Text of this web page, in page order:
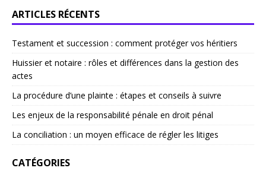
ARTICLES RÉCENTS
Testament et succession : comment protéger vos héritiers
Huissier et notaire : rôles et différences dans la gestion des
actes
La procédure d’une plainte : étapes et conseils à suivre
Les enjeux de la responsabilité pénale en droit pénal
La conciliation : un moyen efficace de régler les litiges
CATÉGORIES